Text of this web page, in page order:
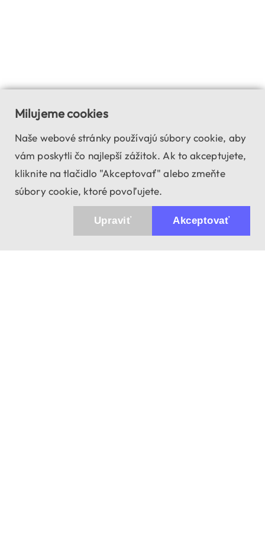
Milujeme cookies
Naše webové stránky používajú súbory cookie, aby
vám poskytli čo najlepší zážitok. Ak to akceptujete,
kliknite na tlačidlo "Akceptovať" alebo zmeňte
súbory cookie, ktoré povoľujete.
Akceptovať
Upraviť